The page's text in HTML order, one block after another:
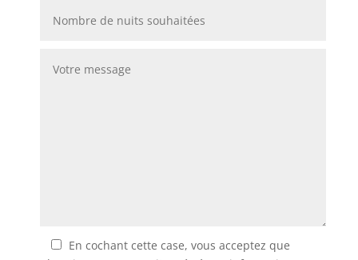
En cochant cette case, vous acceptez que